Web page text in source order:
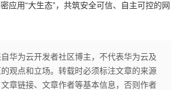
应用“大生态”，共筑安全可信、自主可控的网
自华为云开发者社区博主，不代表华为云及
观点和立场。转载时必须标注文章的来源
文章链接、文章作者等基本信息，否则作者